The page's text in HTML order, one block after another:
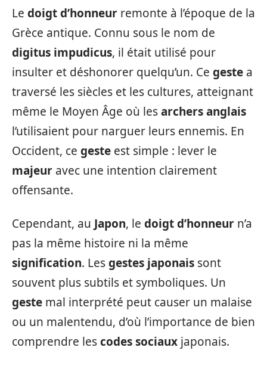
Le doigt d’honneur remonte à l’époque de la
Grèce antique. Connu sous le nom de
digitus impudicus, il était utilisé pour
insulter et déshonorer quelqu’un. Ce geste a
traversé les siècles et les cultures, atteignant
même le Moyen Âge où lesarchers anglais
l’utilisaient pour narguer leurs ennemis. En
Occident, ce geste est simple : lever le
majeur avec une intention clairement
offensante.
Cependant, au Japon, le doigt d’honneur n’a
pas la même histoire ni la même
signification. Lesgestes japonais sont
souvent plus subtils et symboliques. Un
geste mal interprété peut causer un malaise
ou un malentendu, d’où l’importance de bien
comprendre lescodes sociaux japonais.